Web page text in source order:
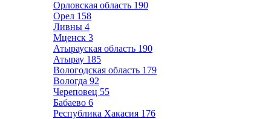
Орловская область 190
Орел 158
Ливны 4
Мценск 3
Атырауская область 190
Атырау 185
Вологодская область 179
Вологда 92
Череповец 55
Бабаево 6
Республика Хакасия 176